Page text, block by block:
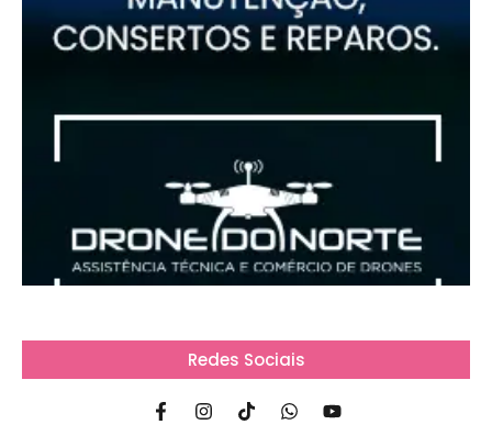
Redes Sociais